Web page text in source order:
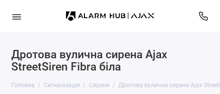
Дротова вулична сирена Ajax
StreetSiren Fibra біла
Головна Сигналізація Сирени Дротова вулична сирена Ajax